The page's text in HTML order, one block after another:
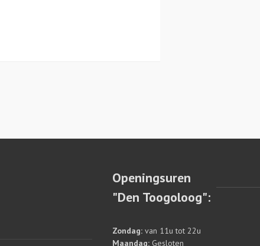
Openingsuren
"Den Toogoloog":
Zondag:van 11u tot 22u
Maandag:Gesloten